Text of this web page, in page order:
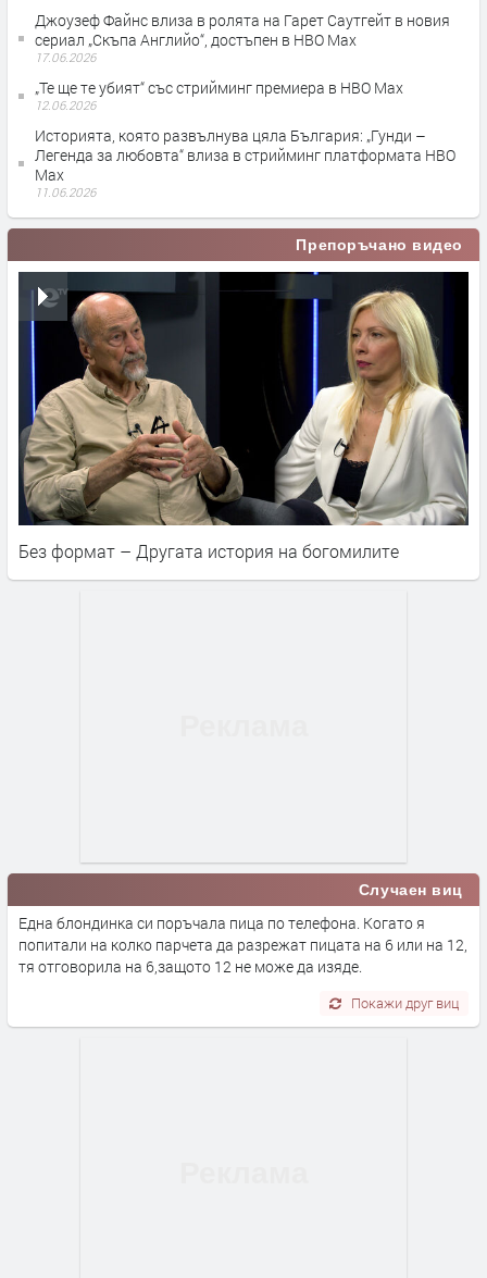
Джоузеф Файнс влиза в ролята на Гарет Саутгейт в новия
сериал „Скъпа Английо“, достъпен в HBO Max
17.06.2026
„Те ще те убият“ със стрийминг премиера в HBO Max
12.06.2026
Историята, която развълнува цяла България: „Гунди –
Легенда за любовта“ влиза в стрийминг платформата HBO
Max
11.06.2026
Препоръчано видео
Без формат – Другата история на богомилите
Случаен виц
Една блондинка си поръчала пица по телефона. Когато я
попитали на колко парчета да разрежат пицата на 6 или на 12,
тя отговорила на 6,защото 12 не може да изяде.
Покажи друг виц